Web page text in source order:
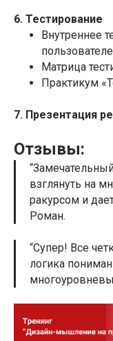
6. Тестирование
Внутреннее
Матрица
Практикум
7. Презентация
Отзывы:
взглянуть на
ракурсом и
Роман.
“Супер! Все
логика